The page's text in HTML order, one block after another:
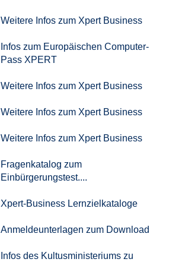
Weitere Infos zum Xpert Business
Infos zum Europäischen Computer-
Pass XPERT
Weitere Infos zum Xpert Business
Weitere Infos zum Xpert Business
Weitere Infos zum Xpert Business
Fragenkatalog zum
Einbürgerungstest....
Xpert-Business Lernzielkataloge
Anmeldeunterlagen zum Download
Infos des Kultusministeriums zu